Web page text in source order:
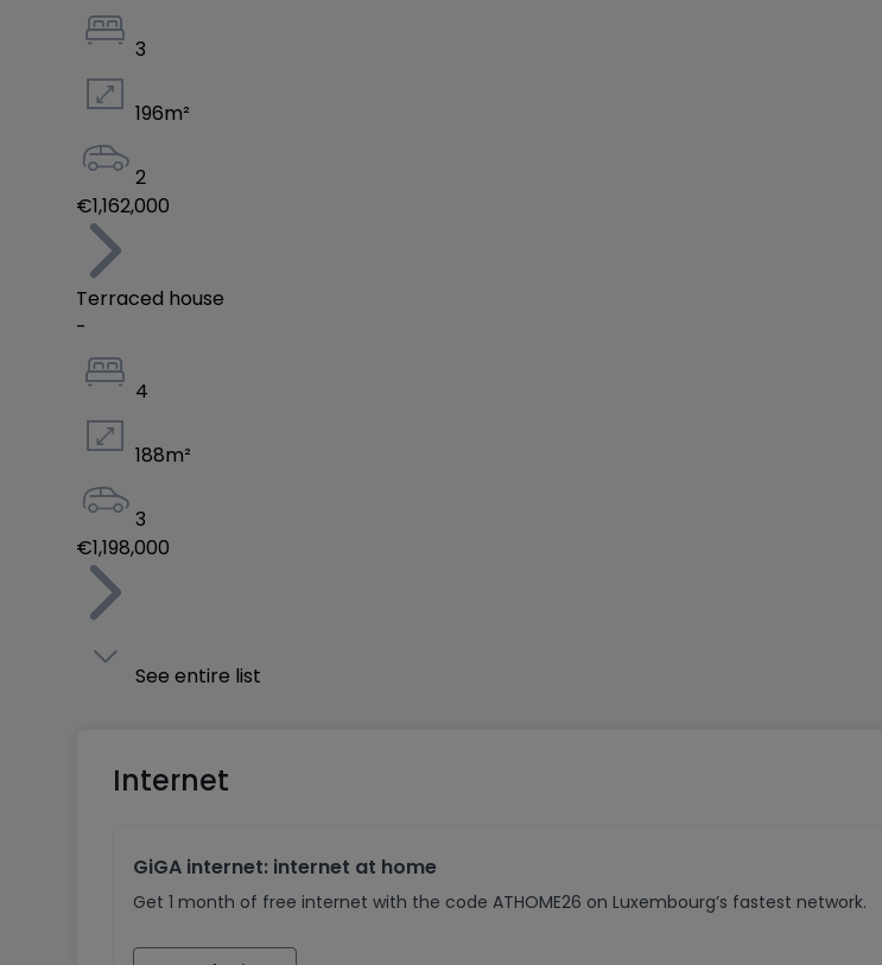
3
196m²
2
€1,162,000
Terraced house
-
4
188m²
3
€1,198,000
See entire list
Internet
GiGA internet: internet at home
Get 1 month of free internet with the code ATHOME26 on Luxembourg’s fastest network.